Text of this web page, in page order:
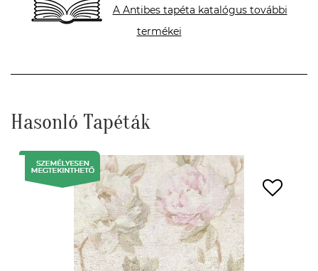
A Antibes tapéta katalógus további
termékei
Hasonló Tapéták